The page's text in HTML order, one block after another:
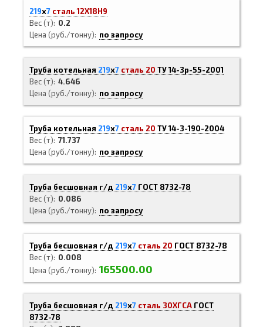
219х7 сталь 12Х18Н9
Вес (т)
0.2
Цена (руб./тонну)
по запросу
Труба котельная 219х7 сталь 20 ТУ 14-3р-55-2001
Вес (т) 4.646
Цена (руб./тонну)
по запросу
Труба котельная 219х7 сталь 20 ТУ 14-3-190-2004
Вес (т) 71.737
Цена (руб./тонну)
по запросу
Труба бесшовная г/д 219х7 ГОСТ 8732-78
Вес (т)
0.086
Цена (руб./тонну)
по запросу
Труба бесшовная г/д 219х7 сталь 20 ГОСТ 8732-78
Вес (т)
0.008
Цена (руб./тонну) 165500.00
Труба бесшовная г/д 219х7 сталь 30ХГСА ГОСТ
8732-78